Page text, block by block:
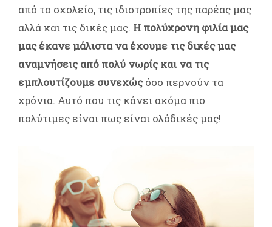
από το σχολείο, τις ιδιοτροπίες της παρέας μας
αλλά και τις δικές μας. Η πολύχρονη φιλία μας
μας έκανε μάλιστα να έχουμε τις δικές μας
αναμνήσεις από πολύ νωρίς και να τις
εμπλουτίζουμε συνεχώςόσο περνούν τα
χρόνια. Αυτό που τις κάνει ακόμα πιο
πολύτιμες είναι πως είναι ολόδικές μας!